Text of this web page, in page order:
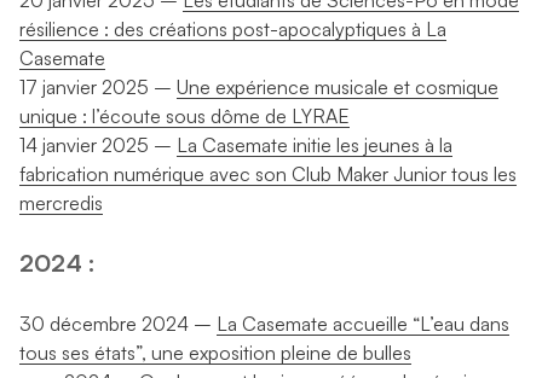
résilience : des créations post-apocalyptiques à La
Casemate
17 janvier 2025 – Une expérience musicale et cosmique
unique : l’écoute sous dôme de LYRAE
14 janvier 2025 – La Casemate initie les jeunes à la
fabrication numérique avec son Club Maker Junior tous les
mercredis
2024 :
30 décembre 2024 – La Casemate accueille “L’eau dans
tous ses états”, une exposition pleine de bulles